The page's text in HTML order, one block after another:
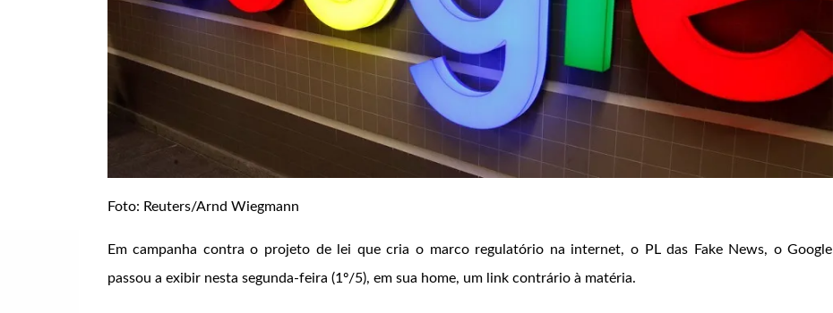
Foto: Reuters/Arnd Wiegmann
Em campanha contra o projeto de lei que cria o marco regulatório na internet, o PL das Fake News, o Google
passou a exibir nesta segunda-feira (1º/5), em sua home, um link contrário à matéria.